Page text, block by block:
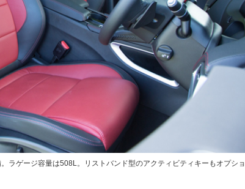
ラゲージ容量は508L。リストバンド型のアクティビティキーもオプショ